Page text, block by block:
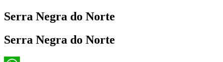
Serra Negra do Norte
Serra Negra do Norte